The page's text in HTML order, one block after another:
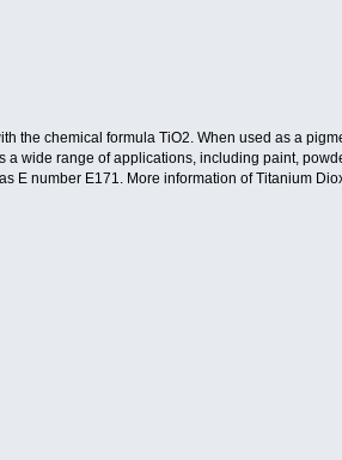
the chemical formula TiO2. When used as a
a wide range of applications, including paint,
E number E171. More information of Titanium